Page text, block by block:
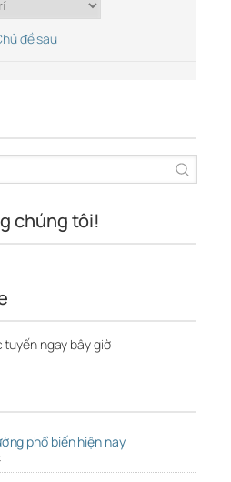
đề sau
chúng tôi!
ngay bây giờ
phổ biến hiện nay